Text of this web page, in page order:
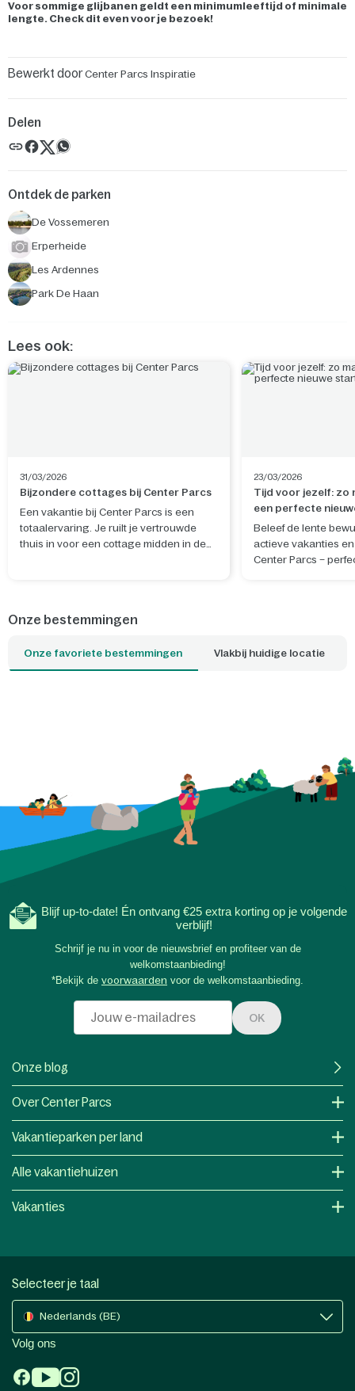
Voor sommige glijbanen geldt een minimumleeftijd of minimale
lengte. Check dit even voor je bezoek!
Bewerkt doorCenter Parcs Inspiratie
Ontdek de parken
De Vossemeren
Erperheide
Les Ardennes
Park De Haan
Delen
Lees ook:
31/03/2026
Bijzondere cottages bij Center Parcs
Een vakantie bij Center Parcs is een
totaalervaring. Je ruilt je vertrouwde
thuis in voor een cottage midden in de
bijvoorbeeld kunt slapen tussen de
water. Welke cottage is jouw favoriet?
23/03/2026
Tijd voor jezelf: zo
een perfecte
Beleef de lente
actieve vakanties
Center Parcs –
Onze bestemmingen
Onze favoriete bestemmingen Vlakbij huidige locatie
Blijf up-to-date! Én ontvang €25 extra korting op je volgende
verblijf!
Schrijf je nu in voor de nieuwsbrief en profiteer van de
welkomstaanbieding!
*Bekijk de voorwaarden voor de welkomstaanbieding.
OK
Onze blog
Over Center Parcs
Vakantieparken per land
Alle vakantiehuizen
Vakanties
Selecteer je taal
Nederlands (BE)
Volg ons